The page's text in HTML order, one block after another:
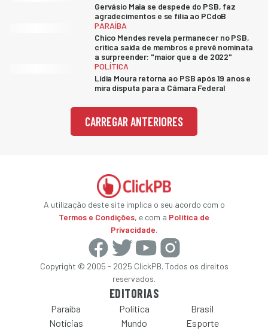
Gervásio Maia se despede do PSB, faz
agradecimentos e se filia ao PCdoB
PARAÍBA
Chico Mendes revela permanecer no PSB,
critica saída de membros e prevê nominata
a surpreender: "maior que a de 2022"
POLÍTICA
Lídia Moura retorna ao PSB após 19 anos e
mira disputa para a Câmara Federal
CARREGAR ANTERIORES
A utilização deste site implica o seu acordo com o
Termos e Condições, e com a Política de
Privacidade.
Copyright © 2005 - 2025 ClickPB. Todos os direitos
reservados.
EDITORIAS
Paraíba Política
Brasil
Notícias
Mundo Esporte